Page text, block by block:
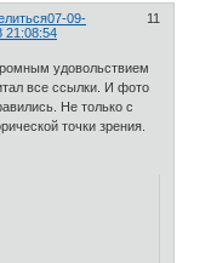
11
07-09-
21:08:54
удовольствием
все ссылки. И фото
Не только с
точки зрения.